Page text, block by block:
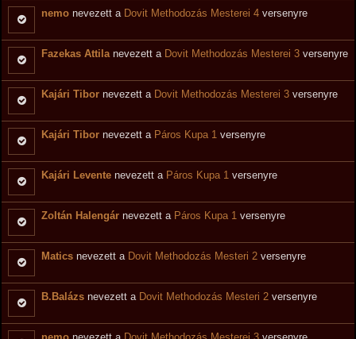
nemo nevezett a Dovit Methodozás Mesterei 4 versenyre
Fazekas Attilanevezett a Dovit Methodozás Mesterei 3 versenyre
Kajári Tibor nevezett a Dovit Methodozás Mesterei 3 versenyre
Kajári Tibor nevezett a Páros Kupa 1 versenyre
Kajári Levente nevezett a Páros Kupa 1 versenyre
Zoltán Halengár nevezett a Páros Kupa 1 versenyre
Matics nevezett a Dovit Methodozás Mesteri 2 versenyre
B.Balázs nevezett a Dovit Methodozás Mesteri 2 versenyre